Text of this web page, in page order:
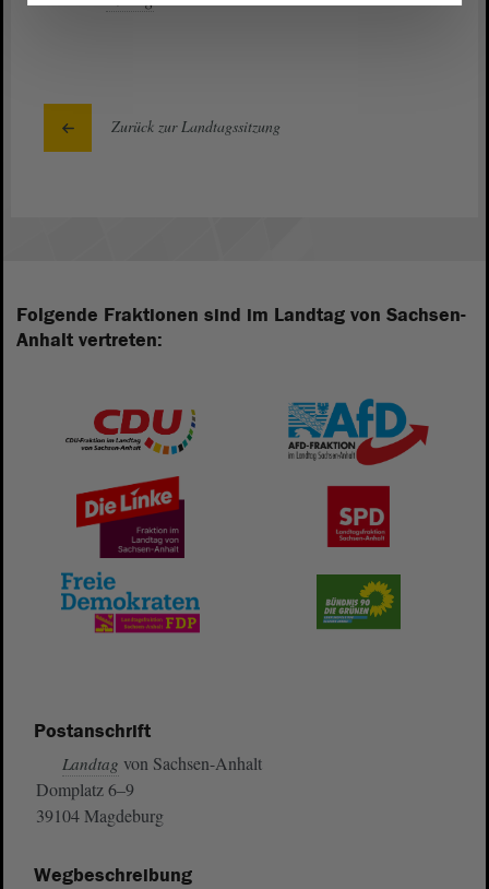
Zurück zur Landtagssitzung
Folgende Fraktionen sind im Landtag von Sachsen-
Anhalt vertreten:
Postanschrift
Landtag von Sachsen-Anhalt
Domplatz 6–9
39104 Magdeburg
Wegbeschreibung